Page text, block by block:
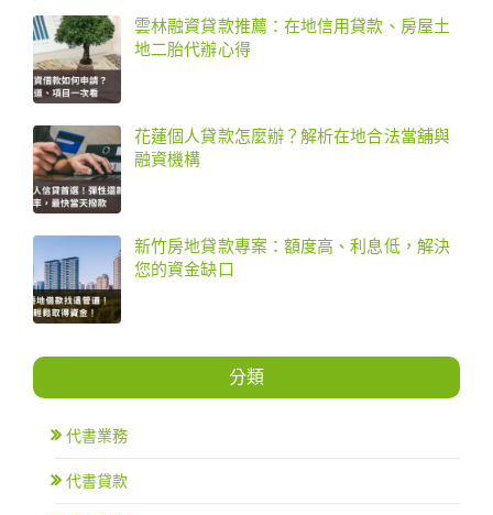
雲林融資貸款推薦：在地信用貸款、房屋土
地二胎代辦心得
花蓮個人貸款怎麼辦？解析在地合法當舖與
融資機構
新竹房地貸款專案：額度高、利息低，解決
您的資金缺口
分類
代書業務
代書貸款